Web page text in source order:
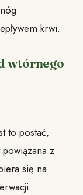
krwi.
wtórnego
to postać,
z
się na